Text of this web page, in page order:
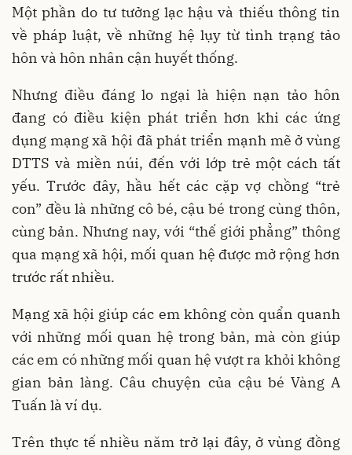
Một phần do tư tưởng lạc hậu và thiếu thông tin
về pháp luật, về những hệ lụy từ tình trạng tảo
hôn và hôn nhân cận huyết thống.
Nhưng điều đáng lo ngại là hiện nạn tảo hôn
đang có điều kiện phát triển hơn khi các ứng
dụng mạng xã hội đã phát triển mạnh mẽ ở vùng
DTTS và miền núi, đến với lớp trẻ một cách tất
yếu. Trước đây, hầu hết các cặp vợ chồng “trẻ
con” đều là những cô bé, cậu bé trong cùng thôn,
cùng bản. Nhưng nay, với “thế giới phẳng” thông
qua mạng xã hội, mối quan hệ được mở rộng hơn
trước rất nhiều.
Mạng xã hội giúp các em không còn quẩn quanh
với những mối quan hệ trong bản, mà còn giúp
các em có những mối quan hệ vượt ra khỏi không
gian bản làng. Câu chuyện của cậu bé Vàng A
Tuấn là ví dụ.
Trên thực tế nhiều năm trở lại đây, ở vùng đồng